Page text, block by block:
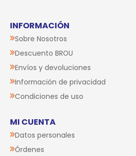
INFORMACIÓN
Sobre Nosotros
Descuento BROU
Envíos y devoluciones
Información de privacidad
Condiciones de uso
MI CUENTA
Datos personales
Órdenes